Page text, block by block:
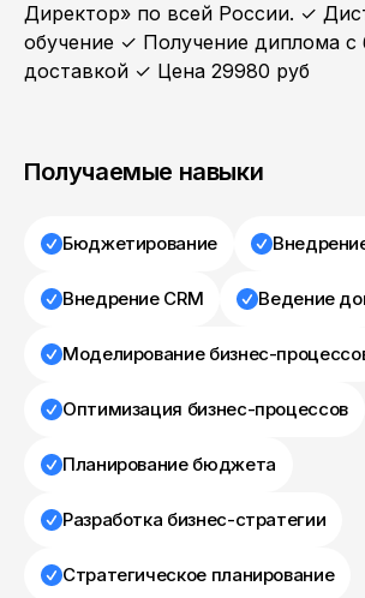
Директор» по всей России. ✓
обучение ✓ Получение диплома с
доставкой ✓ Цена 29980 руб
Получаемые навыки
Бюджетирование
Внедрение CRM Ведение
Моделирование бизнес-
Оптимизация бизнес-процессов
Планирование бюджета
Разработка бизнес-стратегии
Стратегическое планирование